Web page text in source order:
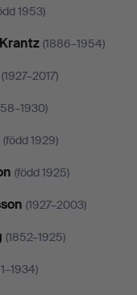
1953)
Krantz (1886–1954)
(1927–2017)
(född 1929)
(född 1925)
(1927–2003)
(1852–1925)